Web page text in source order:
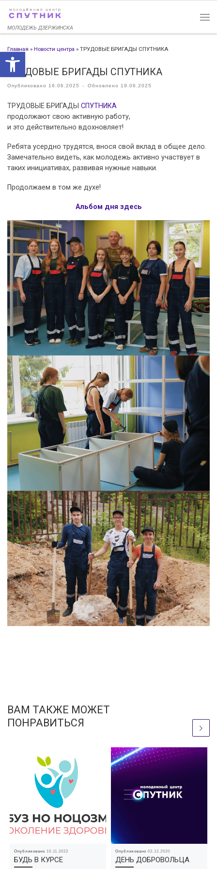
Открыть панель
Перейти к содержимому
МОЛОДЕЖЬ ДЗЕРЖИНСКА
Главная » Новости центра » ТРУДОВЫЕ БРИГАДЫ СПУТНИКА
ТРУДОВЫЕ БРИГАДЫ СПУТНИКА
Опубликовано 16.06.2025 - Обновлено 19.06.2025
ТРУДОВЫЕ БРИГАДЫ СПУТНИКА
продолжают свою активную работу,
и это действительно вдохновляет!
Ребята усердно трудятся, внося свой вклад в общее дело.
Замечательно видеть, как молодежь активно участвует в
таких инициативах, развивая нужные навыки.
Продолжаем в том же духе!
Альбом дня здесь
ВАМ ТАКЖЕ МОЖЕТ
ПОНРАВИТЬСЯ
Опубликовано 10.11.2022
БУДЬ В КУРСЕ
Опубликовано02.12.2020
ДЕНЬ ДОБРОВОЛЬЦА